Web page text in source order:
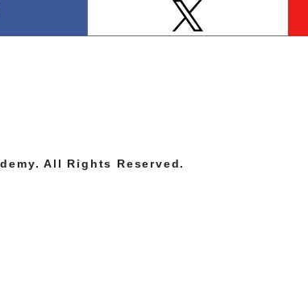
All Rights Reserved.